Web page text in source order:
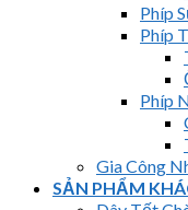
Phíp
Phíp
Phíp
Gia Công
SẢN PHẨM